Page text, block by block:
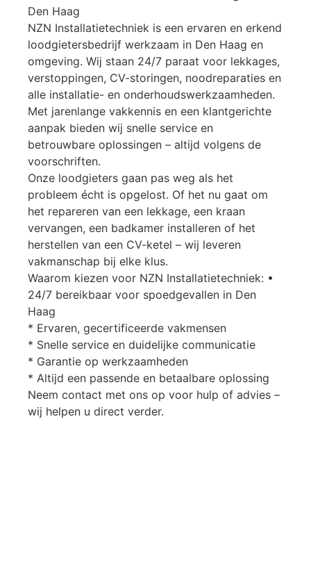
Den Haag
NZN Installatietechniek is een ervaren en erkend
loodgietersbedrijf werkzaam in Den Haag en
omgeving. Wij staan 24/7 paraat voor lekkages,
verstoppingen, CV-storingen, noodreparaties en
alle installatie- en onderhoudswerkzaamheden.
Met jarenlange vakkennis en een klantgerichte
aanpak bieden wij snelle service en
betrouwbare oplossingen – altijd volgens de
voorschriften.
Onze loodgieters gaan pas weg als het
probleem écht is opgelost. Of het nu gaat om
het repareren van een lekkage, een kraan
vervangen, een badkamer installeren of het
herstellen van een CV-ketel – wij leveren
vakmanschap bij elke klus.
Waarom kiezen voor NZN Installatietechniek: •
24/7 bereikbaar voor spoedgevallen in Den
Haag
* Ervaren, gecertificeerde vakmensen
* Snelle service en duidelijke communicatie
* Garantie op werkzaamheden
* Altijd een passende en betaalbare oplossing
Neem contact met ons op voor hulp of advies –
wij helpen u direct verder.